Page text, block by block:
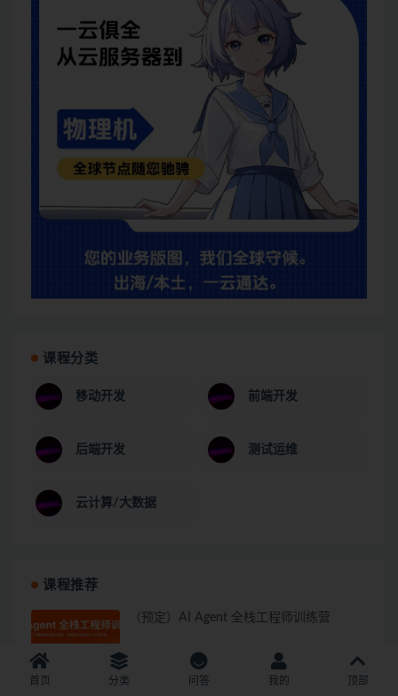
课程分类
移动开发 前端开发
后端开发 测试运维
云计算/大数据
课程推荐
（预定）AI Agent 全栈工程师训练营
首页 分类 问答 我的 顶部